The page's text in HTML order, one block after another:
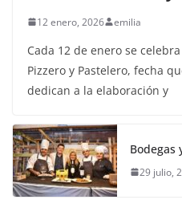
12 enero, 2026 emilia
Cada 12 de enero se
Pizzero y Pastelero, fecha
dedican a la elaboración y
Bodegas
29 julio,